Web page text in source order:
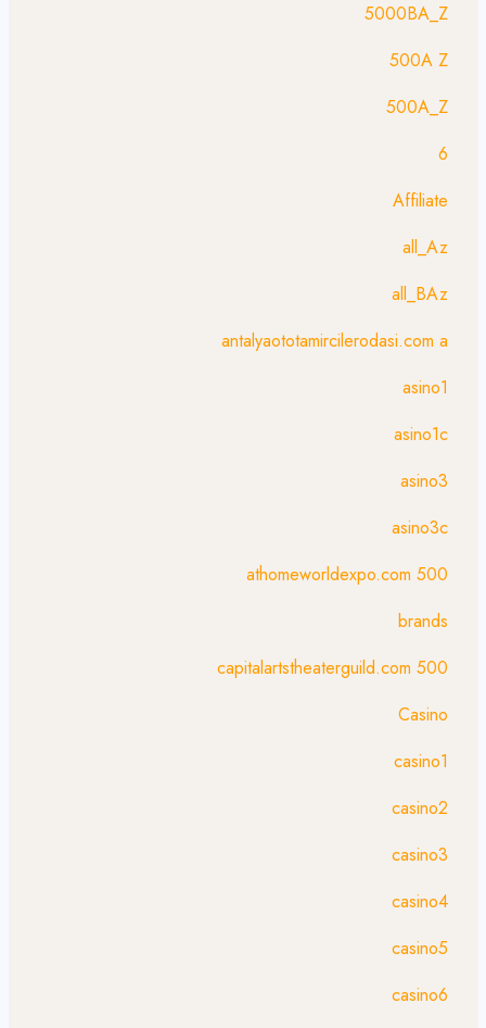
5000BA_Z
500A Z
500A_Z
6
Affiliate
all_Az
all_BAz
antalyaototamircilerodasi.com a
asino1
asino1c
asino3
asino3c
athomeworldexpo.com 500
brands
capitalartstheaterguild.com 500
Casino
casino1
casino2
casino3
casino4
casino5
casino6